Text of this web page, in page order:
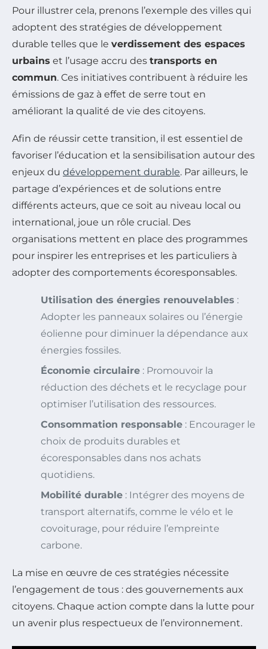
Pour illustrer cela, prenons l’exemple des villes qui
adoptent des stratégies de développement
durable telles que le verdissement des espaces
urbains et l’usage accru des transports en
commun. Ces initiatives contribuent à réduire les
émissions de gaz à effet de serre tout en
améliorant la qualité de vie des citoyens.
Afin de réussir cette transition, il est essentiel de
favoriser l’éducation et la sensibilisation autour des
enjeux du développement durable. Par ailleurs, le
partage d’expériences et de solutions entre
différents acteurs, que ce soit au niveau local ou
international, joue un rôle crucial. Des
organisations mettent en place des programmes
pour inspirer les entreprises et les particuliers à
adopter des comportements écoresponsables.
Utilisation des énergies renouvelables :
Adopter les panneaux solaires ou l’énergie
éolienne pour diminuer la dépendance aux
énergies fossiles.
Économie circulaire : Promouvoir la
réduction des déchets et le recyclage pour
optimiser l’utilisation des ressources.
Consommation responsable : Encourager le
choix de produits durables et
écoresponsables dans nos achats
quotidiens.
Mobilité durable : Intégrer des moyens de
transport alternatifs, comme le vélo et le
covoiturage, pour réduire l’empreinte
carbone.
La mise en œuvre de ces stratégies nécessite
l’engagement de tous : des gouvernements aux
citoyens. Chaque action compte dans la lutte pour
un avenir plus respectueux de l’environnement.